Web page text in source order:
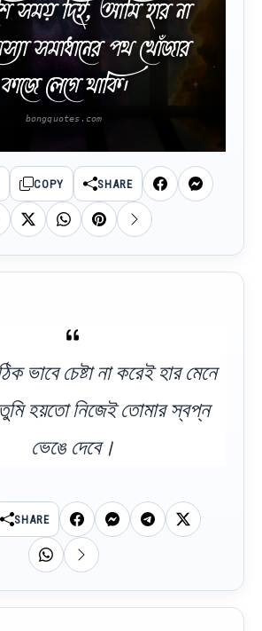
সময় দিই, আমি হার না
সমাধানের পথ খোঁজার
কাজে লেগে থাকি।
COPY SHARE
ভাবে চেষ্টা না করেই হার মেনে
হয়তো নিজেই তোমার স্বপ্ন
ভেঙে দেবে।
SHARE